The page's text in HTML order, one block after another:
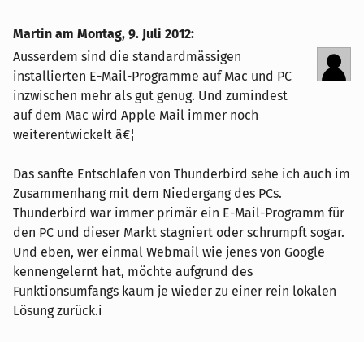
Martin am Montag, 9. Juli 2012:
Ausserdem sind die standardmässigen
installierten E-Mail-Programme auf Mac und PC
inzwischen mehr als gut genug. Und zumindest
auf dem Mac wird Apple Mail immer noch
weiterentwickelt â€¦
Das sanfte Entschlafen von Thunderbird sehe ich auch im
Zusammenhang mit dem Niedergang des PCs.
Thunderbird war immer primär ein E-Mail-Programm für
den PC und dieser Markt stagniert oder schrumpft sogar.
Und eben, wer einmal Webmail wie jenes von Google
kennengelernt hat, möchte aufgrund des
Funktionsumfangs kaum je wieder zu einer rein lokalen
Lösung zurück.i